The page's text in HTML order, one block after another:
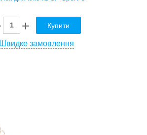
Купити
Швидке замовлення